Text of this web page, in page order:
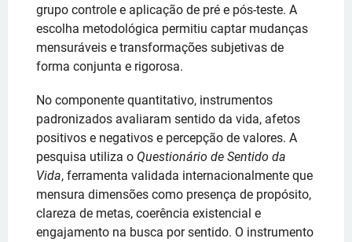
grupo controle e aplicação de pré e pós-teste. A
escolha metodológica permitiu captar mudanças
mensuráveis e transformações subjetivas de
forma conjunta e rigorosa.
No componente quantitativo, instrumentos
padronizados avaliaram sentido da vida, afetos
positivos e negativos e percepção de valores. A
pesquisa utiliza o Questionário de Sentido da
Vida, ferramenta validada internacionalmente que
mensura dimensões como presença de propósito,
clareza de metas, coerência existencial e
engajamento na busca por sentido. O instrumento